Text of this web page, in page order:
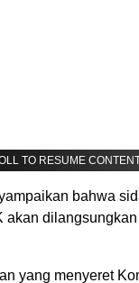
TO RESUME
bahwa
akan
yang menyeret